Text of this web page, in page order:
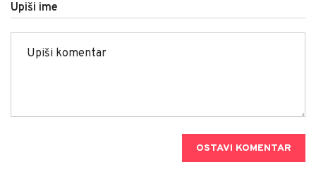
Upiši ime
OSTAVI KOMENTAR